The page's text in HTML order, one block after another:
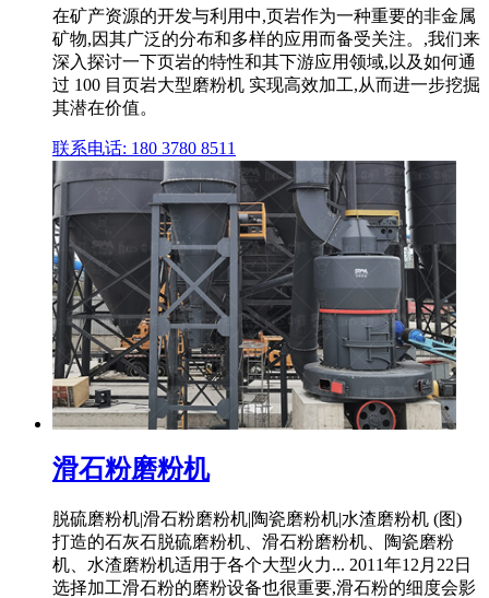
在矿产资源的开发与利用中,页岩作为一种重要的非金属
矿物,因其广泛的分布和多样的应用而备受关注。,我们来
深入探讨一下页岩的特性和其下游应用领域,以及如何通
过 100 目页岩大型磨粉机 实现高效加工,从而进一步挖掘
其潜在价值。
联系电话: 180 3780 8511
滑石粉磨粉机
脱硫磨粉机|滑石粉磨粉机|陶瓷磨粉机|水渣磨粉机 (图)
打造的石灰石脱硫磨粉机、滑石粉磨粉机、陶瓷磨粉
机、水渣磨粉机适用于各个大型火力... 2011年12月22日
选择加工滑石粉的磨粉设备也很重要,滑石粉的细度会影